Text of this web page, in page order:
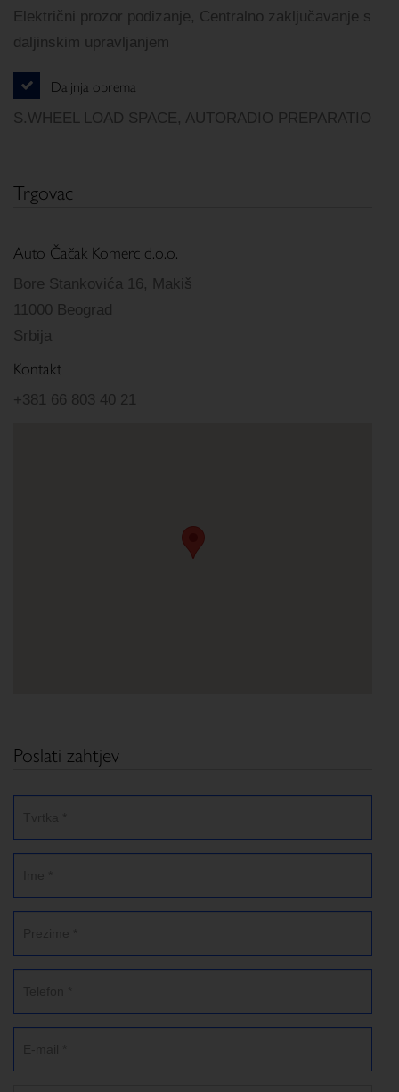
Električni prozor podizanje, Centralno zaključavanje s
daljinskim upravljanjem
Daljnja oprema
S.WHEEL LOAD SPACE, AUTORADIO PREPARATIO
Trgovac
Auto Čačak Komerc d.o.o.
Bore Stankovića 16, Makiš
11000 Beograd
Srbija
Kontakt
+381 66 803 40 21
Poslati zahtjev